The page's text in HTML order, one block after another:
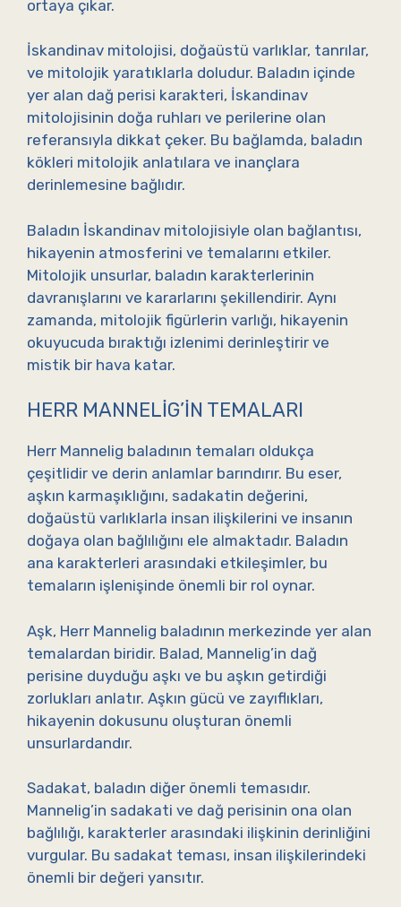
ortaya çıkar.
İskandinav mitolojisi, doğaüstü varlıklar, tanrılar,
ve mitolojik yaratıklarla doludur. Baladın içinde
yer alan dağ perisi karakteri, İskandinav
mitolojisinin doğa ruhları ve perilerine olan
referansıyla dikkat çeker. Bu bağlamda, baladın
kökleri mitolojik anlatılara ve inançlara
derinlemesine bağlıdır.
Baladın İskandinav mitolojisiyle olan bağlantısı,
hikayenin atmosferini ve temalarını etkiler.
Mitolojik unsurlar, baladın karakterlerinin
davranışlarını ve kararlarını şekillendirir. Aynı
zamanda, mitolojik figürlerin varlığı, hikayenin
okuyucuda bıraktığı izlenimi derinleştirir ve
mistik bir hava katar.
HERR MANNELIG’IN TEMALARI
Herr Mannelig baladının temaları oldukça
çeşitlidir ve derin anlamlar barındırır. Bu eser,
aşkın karmaşıklığını, sadakatin değerini,
doğaüstü varlıklarla insan ilişkilerini ve insanın
doğaya olan bağlılığını ele almaktadır. Baladın
ana karakterleri arasındaki etkileşimler, bu
temaların işlenişinde önemli bir rol oynar.
Aşk, Herr Mannelig baladının merkezinde yer alan
temalardan biridir. Balad, Mannelig’in dağ
perisine duyduğu aşkı ve bu aşkın getirdiği
zorlukları anlatır. Aşkın gücü ve zayıflıkları,
hikayenin dokusunu oluşturan önemli
unsurlardandır.
Sadakat, baladın diğer önemli temasıdır.
Mannelig’in sadakati ve dağ perisinin ona olan
bağlılığı, karakterler arasındaki ilişkinin derinliğini
vurgular. Bu sadakat teması, insan ilişkilerindeki
önemli bir değeri yansıtır.